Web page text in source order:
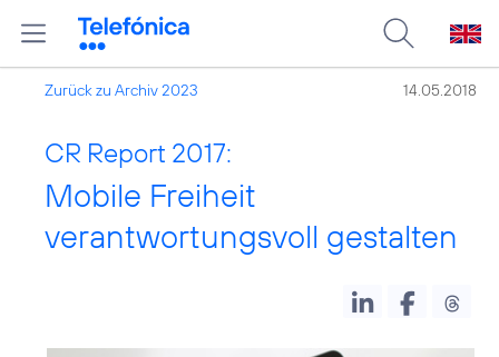
Zurück zu Archiv 2023 14.05.2018
CR Report 2017:
Mobile Freiheit
verantwortungsvoll gestalten